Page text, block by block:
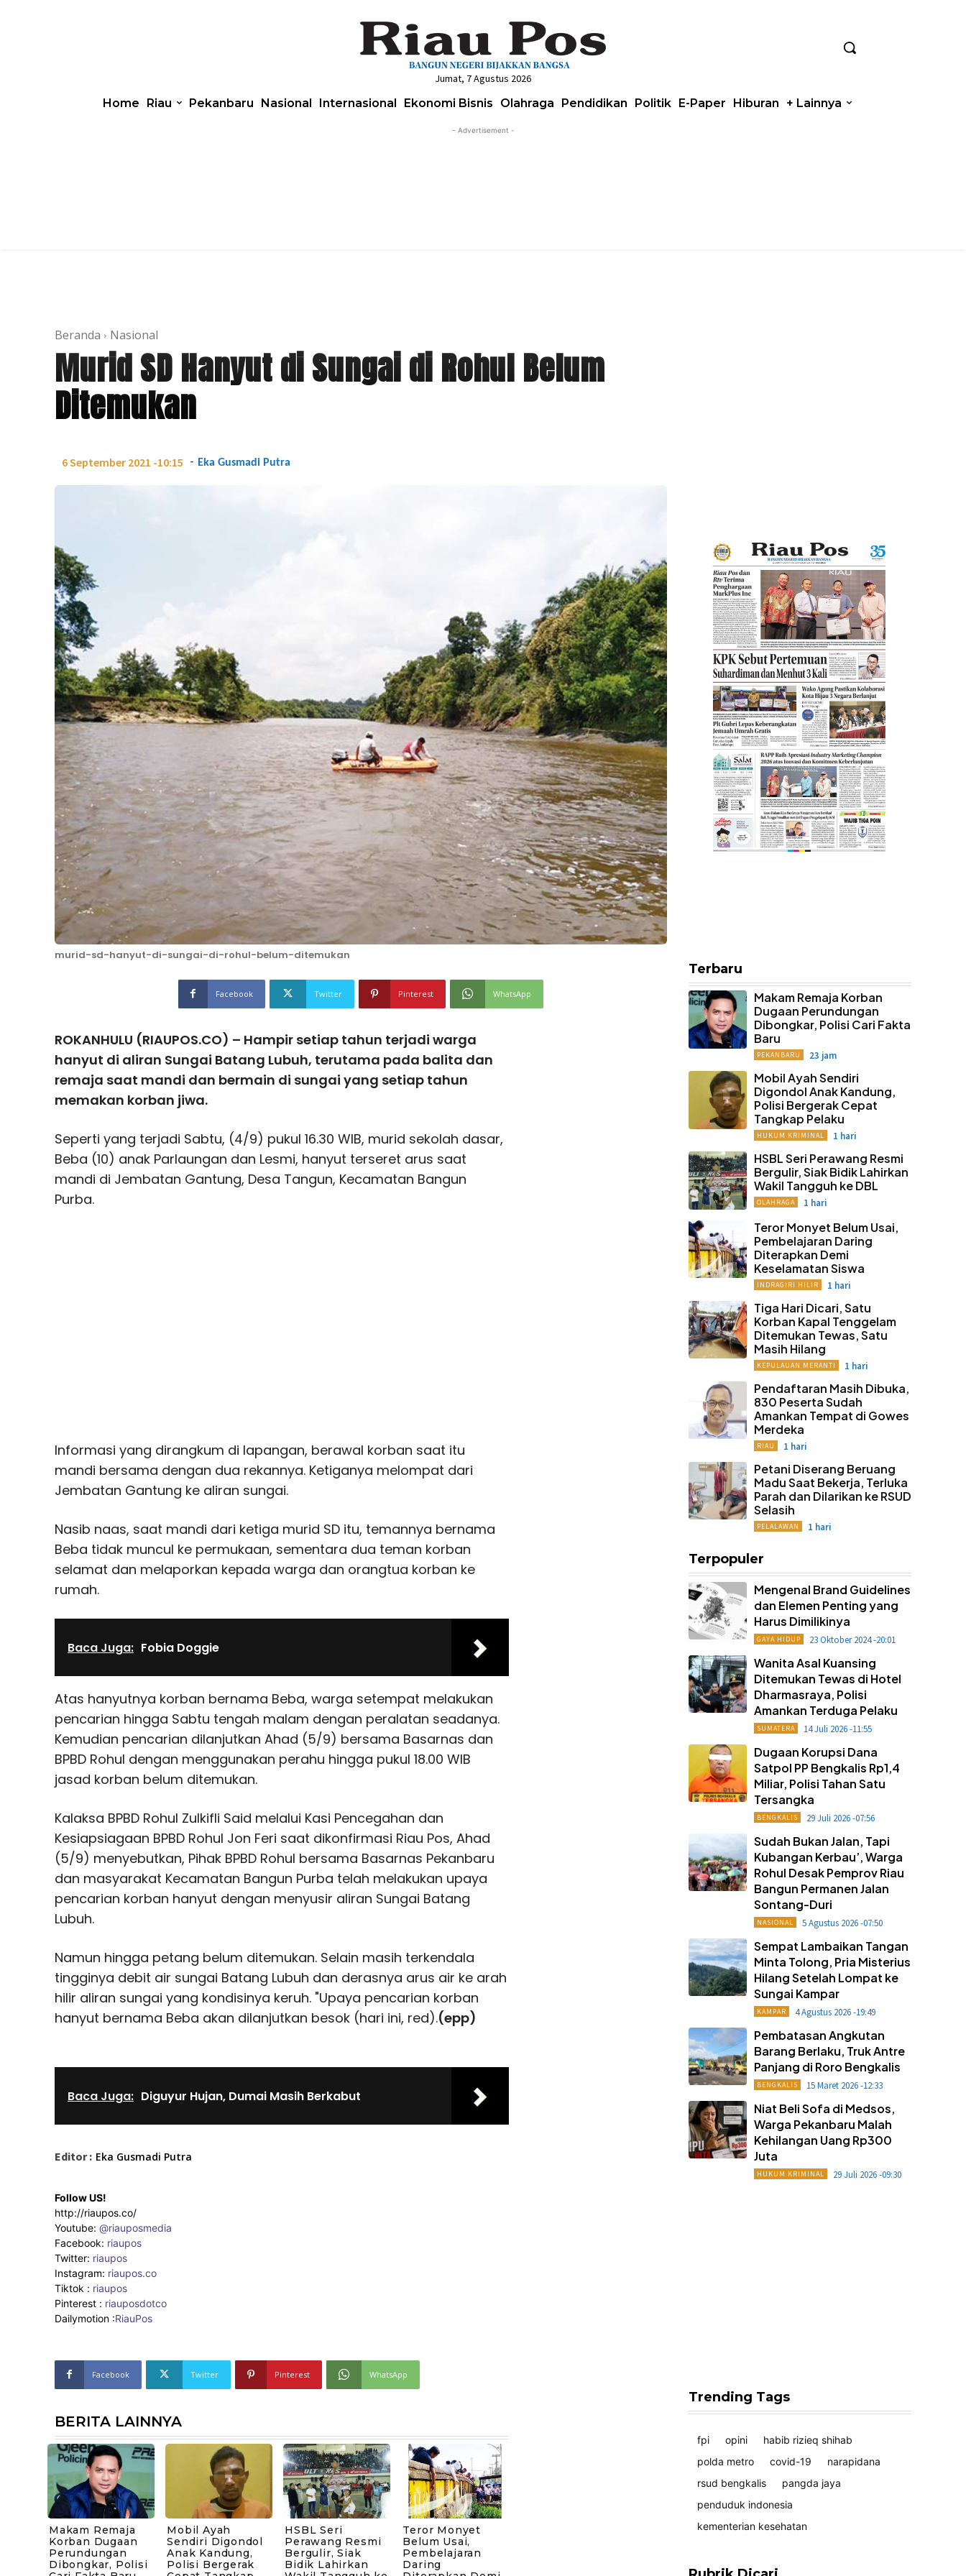
Jumat, 7 Agustus 2026
Home Riau Pekanbaru Nasional Internasional Ekonomi Bisnis Olahraga Pendidikan Politik E-Paper Hiburan + Lainnya
- Advertisement -
Beranda Nasional
Murid SD Hanyut di Sungai di Rohul Belum
Ditemukan
6 September 2021 -10:15 - Eka Gusmadi Putra
murid-sd-hanyut-di-sungai-di-rohul-belum-ditemukan
Facebook Twitter Pinterest WhatsApp
ROKANHULU (RIAUPOS.CO) – Hampir setiap tahun terjadi warga
hanyut di aliran Sungai Batang Lubuh, terutama pada balita dan
remaja saat mandi dan bermain di sungai yang setiap tahun
memakan korban jiwa.
Seperti yang terjadi Sabtu, (4/9) pukul 16.30 WIB, murid sekolah dasar,
Beba (10) anak Parlaungan dan Lesmi, hanyut terseret arus saat
mandi di Jembatan Gantung, Desa Tangun, Kecamatan Bangun
Purba.
Informasi yang dirangkum di lapangan, berawal korban saat itu
mandi bersama dengan dua rekannya. Ketiganya melompat dari
Jembatan Gantung ke aliran sungai.
Nasib naas, saat mandi dari ketiga murid SD itu, temannya bernama
Beba tidak muncul ke permukaan, sementara dua teman korban
selamat dan melaporkan kepada warga dan orangtua korban ke
rumah.
Baca Juga: Fobia Doggie
Atas hanyutnya korban bernama Beba, warga setempat melakukan
pencarian hingga Sabtu tengah malam dengan peralatan seadanya.
Kemudian pencarian dilanjutkan Ahad (5/9) bersama Basarnas dan
BPBD Rohul dengan menggunakan perahu hingga pukul 18.00 WIB
jasad korban belum ditemukan.
Kalaksa BPBD Rohul Zulkifli Said melalui Kasi Pencegahan dan
Kesiapsiagaan BPBD Rohul Jon Feri saat dikonfirmasi Riau Pos, Ahad
(5/9) menyebutkan, Pihak BPBD Rohul bersama Basarnas Pekanbaru
dan masyarakat Kecamatan Bangun Purba telah melakukan upaya
pencarian korban hanyut dengan menyusir aliran Sungai Batang
Lubuh.
Namun hingga petang belum ditemukan. Selain masih terkendala
tingginya debit air sungai Batang Lubuh dan derasnya arus air ke arah
hilir aliran sungai yang kondisinya keruh. "Upaya pencarian korban
hanyut bernama Beba akan dilanjutkan besok (hari ini, red).(epp)
Baca Juga: Diguyur Hujan, Dumai Masih Berkabut
Editor : Eka Gusmadi Putra
Follow US!
http://riaupos.co/
Youtube: @riauposmedia
Facebook: riaupos
Twitter: riaupos
Instagram: riaupos.co
Tiktok : riaupos
Pinterest : riauposdotco
Dailymotion :RiauPos
Facebook Twitter Pinterest WhatsApp
BERITA LAINNYA
Makam Remaja
Korban Dugaan
Perundungan
Dibongkar, Polisi
Mobil Ayah
Sendiri Digondol
Anak Kandung,
Polisi Bergerak
HSBL Seri
Perawang Resmi
Bergulir, Siak
Bidik Lahirkan
Teror Monyet
Belum Usai,
Pembelajaran
Daring
Terbaru
Makam Remaja Korban
Dugaan Perundungan
Dibongkar, Polisi Cari Fakta
Baru
PEKANBARU 23 jam
Mobil Ayah Sendiri
Digondol Anak Kandung,
Polisi Bergerak Cepat
Tangkap Pelaku
HUKUM KRIMINAL 1 hari
HSBL Seri Perawang Resmi
Bergulir, Siak Bidik Lahirkan
Wakil Tangguh ke DBL
OLAHRAGA 1 hari
Teror Monyet Belum Usai,
Pembelajaran Daring
Diterapkan Demi
Keselamatan Siswa
INDRAGIRI HILIR 1 hari
Tiga Hari Dicari, Satu
Korban Kapal Tenggelam
Ditemukan Tewas, Satu
Masih Hilang
KEPULAUAN MERANTI 1 hari
Pendaftaran Masih Dibuka,
830 Peserta Sudah
Amankan Tempat di Gowes
Merdeka
RIAU 1 hari
Petani Diserang Beruang
Madu Saat Bekerja, Terluka
Parah dan Dilarikan ke RSUD
Selasih
PELALAWAN 1 hari
Terpopuler
Mengenal Brand Guidelines
dan Elemen Penting yang
Harus Dimilikinya
GAYA HIDUP 23 Oktober 2024 -20:01
Wanita Asal Kuansing
Ditemukan Tewas di Hotel
Dharmasraya, Polisi
Amankan Terduga Pelaku
SUMATERA 14 Juli 2026 -11:55
Dugaan Korupsi Dana
Satpol PP Bengkalis Rp1,4
Miliar, Polisi Tahan Satu
Tersangka
BENGKALIS 29 Juli 2026 -07:56
Sudah Bukan Jalan, Tapi
Kubangan Kerbau’, Warga
Rohul Desak Pemprov Riau
Bangun Permanen Jalan
Sontang-Duri
NASIONAL 5 Agustus 2026 -07:50
Sempat Lambaikan Tangan
Minta Tolong, Pria Misterius
Hilang Setelah Lompat ke
Sungai Kampar
KAMPAR 4 Agustus 2026 -19:49
Pembatasan Angkutan
Barang Berlaku, Truk Antre
Panjang di Roro Bengkalis
BENGKALIS 15 Maret 2026 -12:33
Niat Beli Sofa di Medsos,
Warga Pekanbaru Malah
Kehilangan Uang Rp300
Juta
HUKUM KRIMINAL 29 Juli 2026 -09:30
Trending Tags
fpi opini
habib rizieq shihab
polda metro
covid-19
narapidana
rsud bengkalis
pangda jaya
penduduk indonesia
kementerian kesehatan